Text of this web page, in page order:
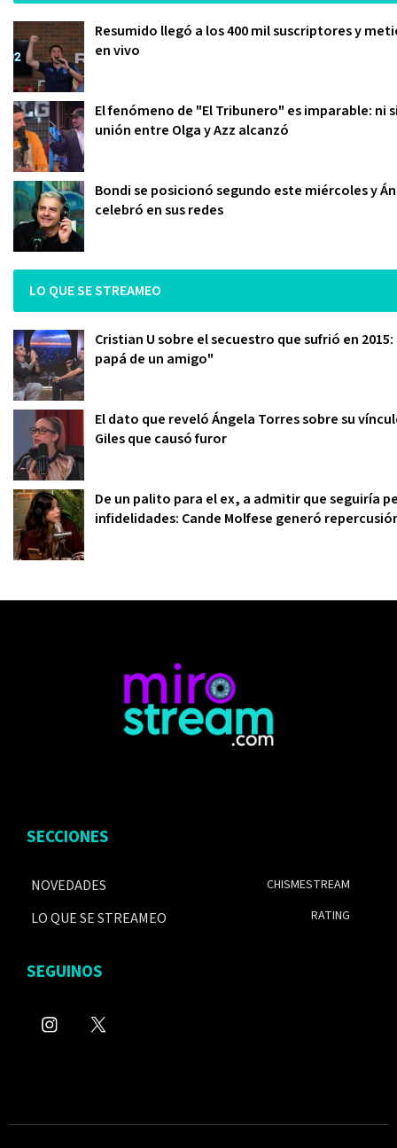
Resumido llegó a los 400 mil suscriptores y
en vivo
El fenómeno de "El Tribunero" es imparable: ni
unión entre Olga y Azz alcanzó
Bondi se posicionó segundo este miércoles y
celebró en sus redes
LO QUE SE STREAMEO
Cristian U sobre el secuestro que sufrió en
papá de un amigo"
El dato que reveló Ángela Torres sobre su
Giles que causó furor
De un palito para el ex, a admitir que seguiría
infidelidades: Cande Molfese generó
SECCIONES
NOVEDADES
LO QUE SE STREAMEO
CHISMESTREAM
RATING
SEGUINOS